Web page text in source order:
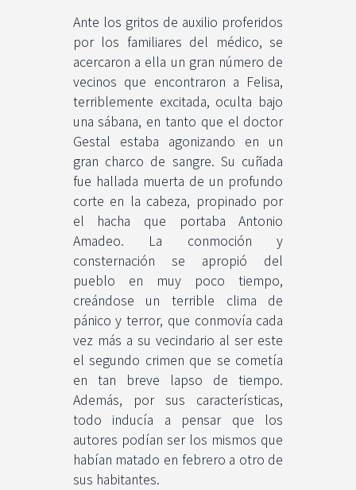
Ante los gritos de auxilio proferidos
por los familiares del médico, se
acercaron a ella un gran número de
vecinos que encontraron a Felisa,
terriblemente excitada, oculta bajo
una sábana, en tanto que el doctor
Gestal estaba agonizando en un
gran charco de sangre. Su cuñada
fue hallada muerta de un profundo
corte en la cabeza, propinado por
el hacha que portaba Antonio
Amadeo. La conmoción y
consternación se apropió del
pueblo en muy poco tiempo,
creándose un terrible clima de
pánico y terror, que conmovía cada
vez más a su vecindario al ser este
el segundo crimen que se cometía
en tan breve lapso de tiempo.
Además, por sus características,
todo inducía a pensar que los
autores podían ser los mismos que
habían matado en febrero a otro de
sus habitantes.